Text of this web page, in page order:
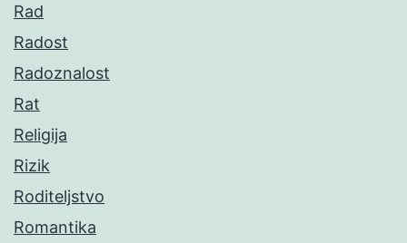
Rad
Radost
Radoznalost
Rat
Religija
Rizik
Roditeljstvo
Romantika